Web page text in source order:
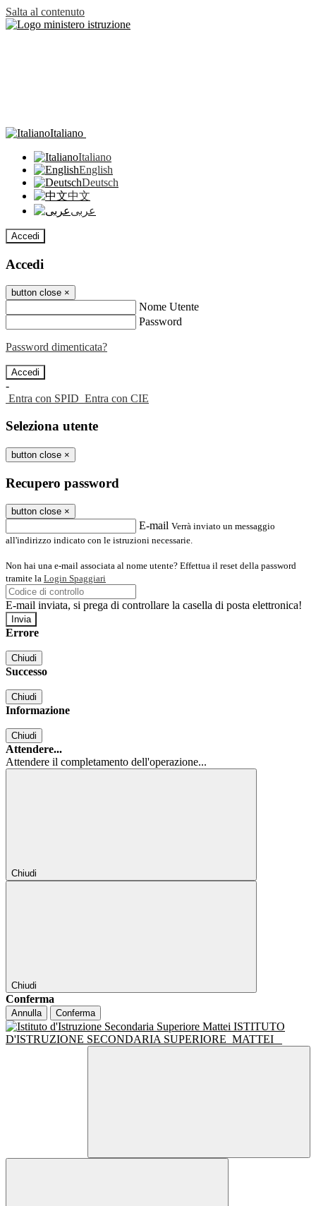
Salta al contenuto
Italiano
Italiano
English
Deutsch
中文
عربى
Accedi
Accedi
button close ×
Nome Utente
Password
Password dimenticata?
-
Entra con SPID Entra con CIE
Seleziona utente
button close ×
Recupero password
button close ×
E-mail Verrà inviato un messaggio
all'indirizzo indicato con le istruzioni necessarie.
Non hai una e-mail associata al nome utente? Effettua il reset della password
tramite la Login Spaggiari
E-mail inviata, si prega di controllare la casella di posta elettronica!
Errore
Chiudi
Successo
Chiudi
Informazione
Chiudi
Attendere...
Attendere il completamento dell'operazione...
Chiudi
Chiudi
Conferma
Annulla Conferma
ISTITUTO
D'ISTRUZIONE SECONDARIA SUPERIORE MATTEI